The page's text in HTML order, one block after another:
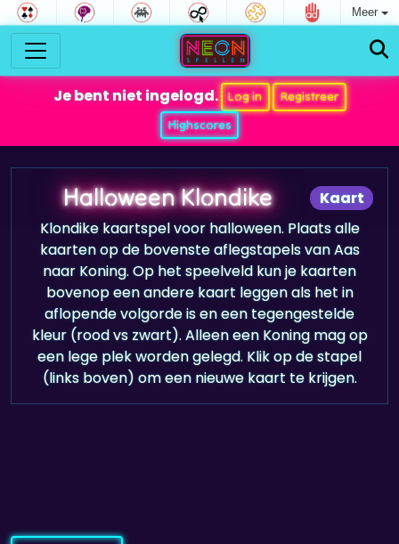
Meer
Je bent niet ingelogd. Log in
Registreer
Highscores
Kaart
Halloween Klondike
Klondike kaartspel voor halloween. Plaats alle
kaarten op de bovenste aflegstapels van Aas
naar Koning. Op het speelveld kun je kaarten
bovenop een andere kaart leggen als het in
aflopende volgorde is en een tegengestelde
kleur (rood vs zwart). Alleen een Koning mag op
een lege plek worden gelegd. Klik op de stapel
(links boven) om een nieuwe kaart te krijgen.